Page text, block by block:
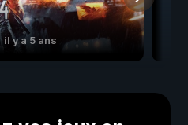
il y a 5 ans